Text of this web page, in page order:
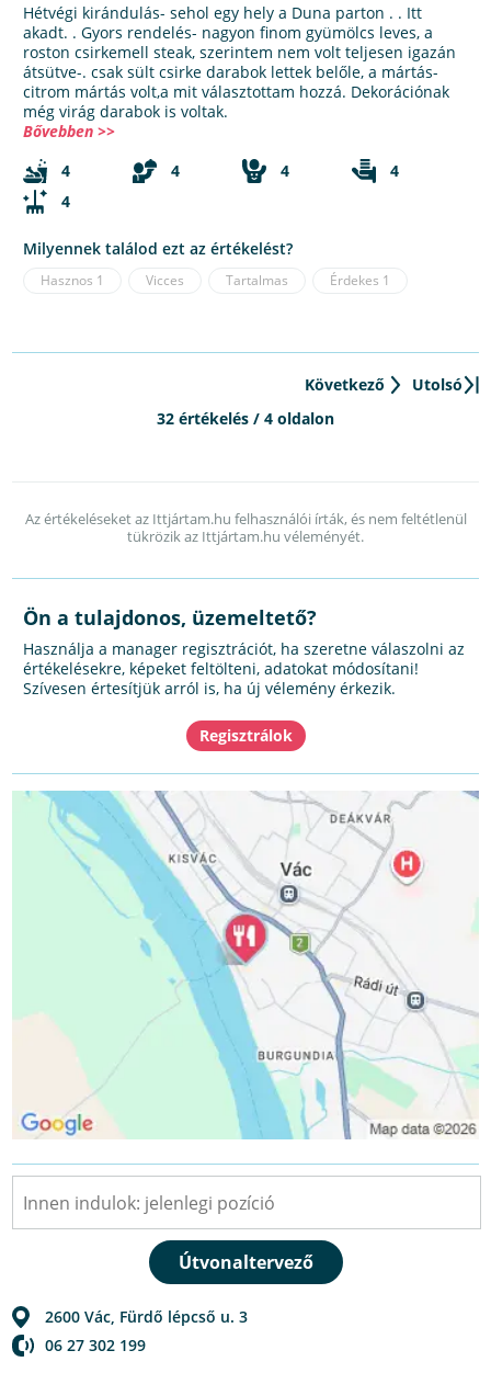
Hétvégi kirándulás- sehol egy hely a Duna parton . . Itt
akadt. . Gyors rendelés- nagyon finom gyümölcs leves, a
roston csirkemell steak, szerintem nem volt teljesen igazán
átsütve-. csak sült csirke darabok lettek belőle, a mártás-
citrom mártás volt,a mit választottam hozzá. Dekorációnak
még virág darabok is voltak.
Bővebben >>
4
4 4
4
4
Milyennek találod ezt az értékelést?
Hasznos 1 Vicces Tartalmas Érdekes 1
Következő
Utolsó
32 értékelés / 4 oldalon
Az értékeléseket az Ittjártam.hu felhasználói írták, és nem feltétlenül
tükrözik az Ittjártam.hu véleményét.
Ön a tulajdonos, üzemeltető?
Használja a manager regisztrációt, ha szeretne válaszolni az
értékelésekre, képeket feltölteni, adatokat módosítani!
Szívesen értesítjük arról is, ha új vélemény érkezik.
2600 Vác, Fürdő lépcső u. 3
06 27 302 199